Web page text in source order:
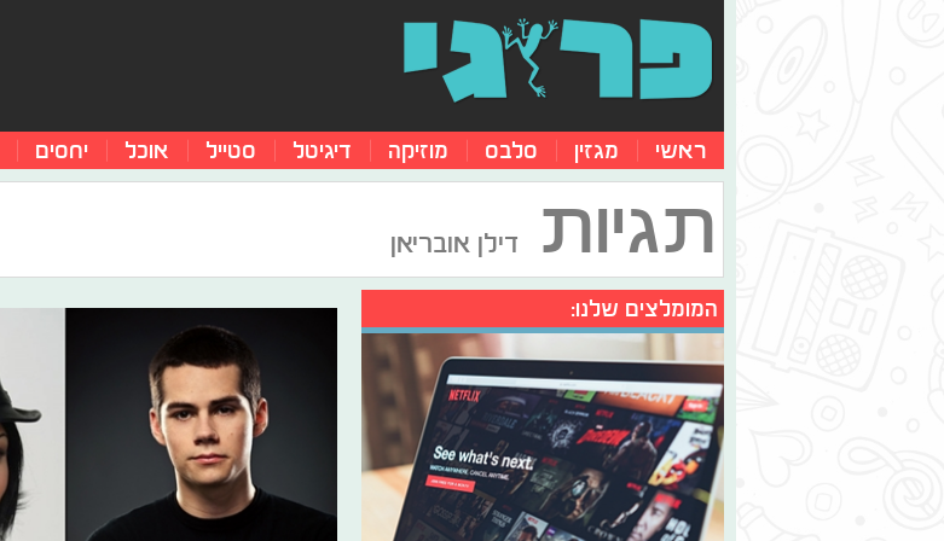
ראשי מגזין סלבס מוזיקה דיגיטל סטייל אוכל יחסים
תגיות דילן אובריאן
המומלצים שלנו: